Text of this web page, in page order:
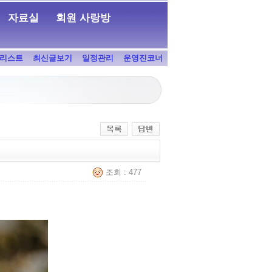
자료실 회원 사랑방
스트 최신글보기 일정관리 운영진코너
조회 : 477